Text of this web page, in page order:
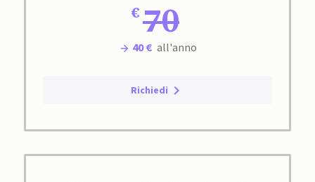
70
40 € all'anno
Richiedi